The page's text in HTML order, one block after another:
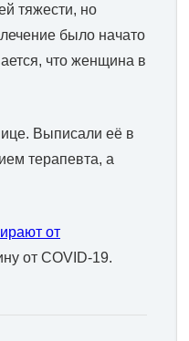
тяжести, но
было начато
что женщина в
Выписали её в
терапевта, а
от
от COVID-19.